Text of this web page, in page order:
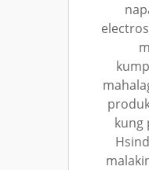
kung